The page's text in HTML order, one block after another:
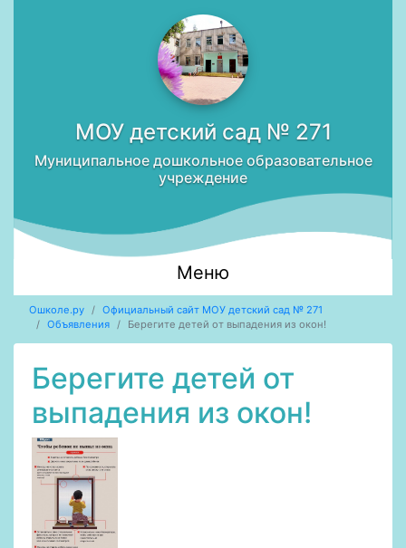
МОУ детский сад № 271
Муниципальное дошкольное образовательное
учреждение
Меню
Ошколе.ру
Официальный сайт МОУ детский сад № 271
Объявления
Берегите детей от выпадения из окон!
Берегите детей от
выпадения из окон!